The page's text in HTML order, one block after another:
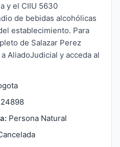
y el CIIU 5630
de bebidas alcohólicas
establecimiento. Para
de Salazar Perez
AliadoJudicial y acceda al
Persona Natural